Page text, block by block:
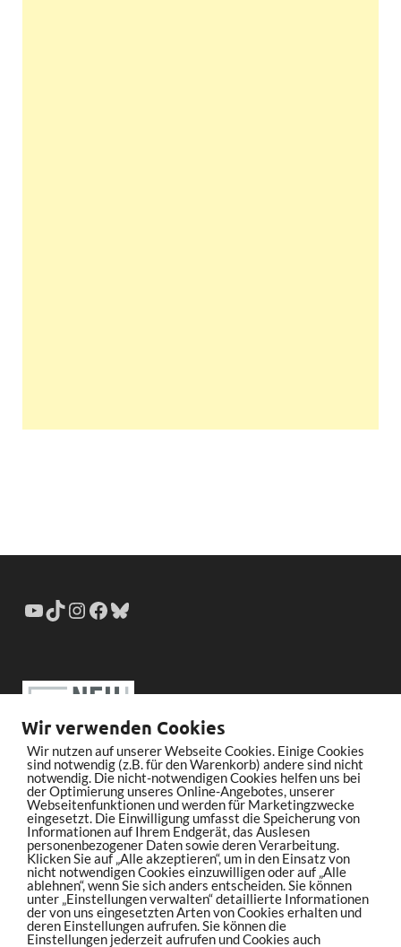
Wir verwenden Cookies
Wir nutzen auf unserer Webseite Cookies. Einige Cookies
sind notwendig (z.B. für den Warenkorb) andere sind nicht
notwendig. Die nicht-notwendigen Cookies helfen uns bei
der Optimierung unseres Online-Angebotes, unserer
Webseitenfunktionen und werden für Marketingzwecke
eingesetzt. Die Einwilligung umfasst die Speicherung von
Informationen auf Ihrem Endgerät, das Auslesen
personenbezogener Daten sowie deren Verarbeitung.
Klicken Sie auf „Alle akzeptieren“, um in den Einsatz von
nicht notwendigen Cookies einzuwilligen oder auf „Alle
ablehnen“, wenn Sie sich anders entscheiden. Sie können
unter „Einstellungen verwalten“ detaillierte Informationen
der von uns eingesetzten Arten von Cookies erhalten und
deren Einstellungen aufrufen. Sie können die
Einstellungen jederzeit aufrufen und Cookies auch